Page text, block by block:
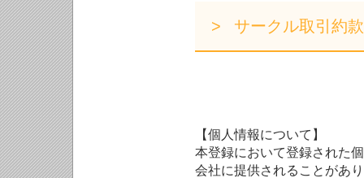
サークル取引約款
【個人情報について】
本登録において登録された
会社に提供されることがあ